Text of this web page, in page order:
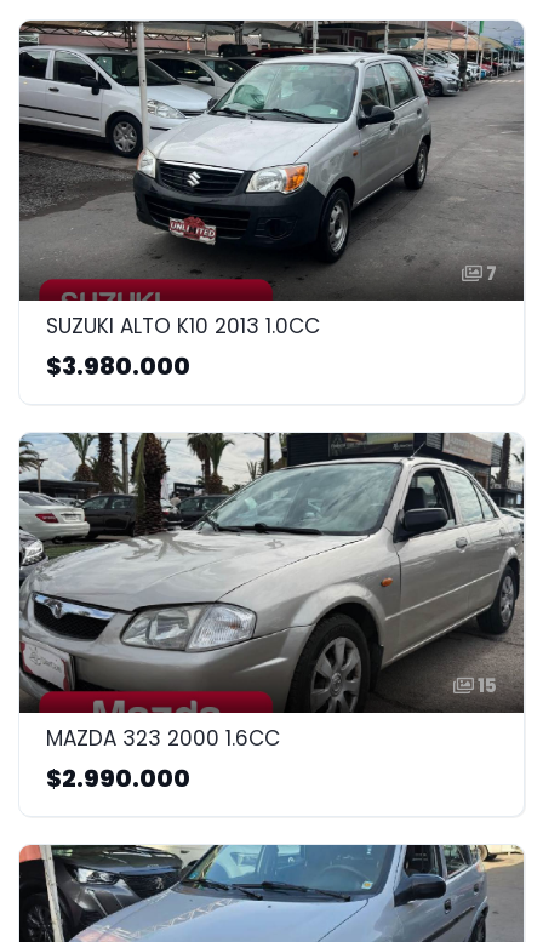
7
SUZUKI ALTO K10 2013 1.0CC
$3.980.000
15
MAZDA 323 2000 1.6CC
$2.990.000